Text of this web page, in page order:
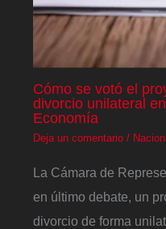
Cómo se votó el
divorcio unilateral
Economía
Deja un comentario /
La Cámara de
en último debate, un
divorcio de forma